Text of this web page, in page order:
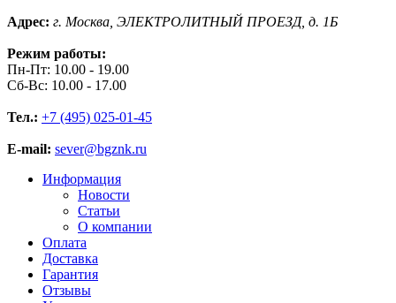
Адрес: г. Москва, ЭЛЕКТРОЛИТНЫЙ ПРОЕЗД, д. 1Б
Режим работы:
Пн-Пт: 10.00 - 19.00
Сб-Вс: 10.00 - 17.00
Тел.: +7 (495) 025-01-45
E-mail: sever@bgznk.ru
Информация
Новости
Статьи
О компании
Оплата
Доставка
Гарантия
Отзывы